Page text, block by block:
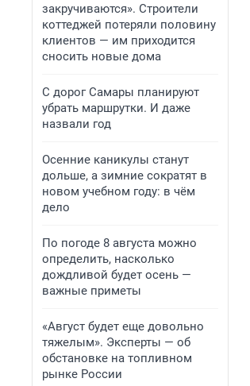
закручиваются». Строители
коттеджей потеряли половину
клиентов — им приходится
сносить новые дома
С дорог Самары планируют
убрать маршрутки. И даже
назвали год
Осенние каникулы станут
дольше, а зимние сократят в
новом учебном году: в чём
дело
По погоде 8 августа можно
определить, насколько
дождливой будет осень —
важные приметы
«Август будет еще довольно
тяжелым». Эксперты — об
обстановке на топливном
рынке России